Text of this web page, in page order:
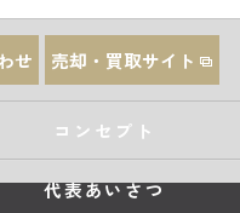
せ 売却・買取サイト
コンセプト
代表あいさつ